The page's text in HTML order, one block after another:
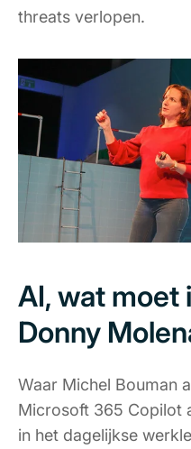
threats verlopen.
AI, wat moet
Donny
Waar Michel Bouman
Microsoft 365 Copilot
in het dagelijkse